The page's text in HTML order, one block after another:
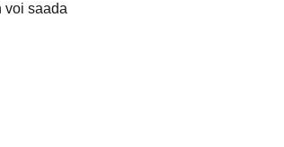
voi saada